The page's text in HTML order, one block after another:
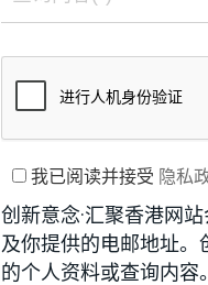
我已阅读并接受 隐私
创新意念·汇聚香港网
及你提供的电邮地址。
的个人资料或查询内容。